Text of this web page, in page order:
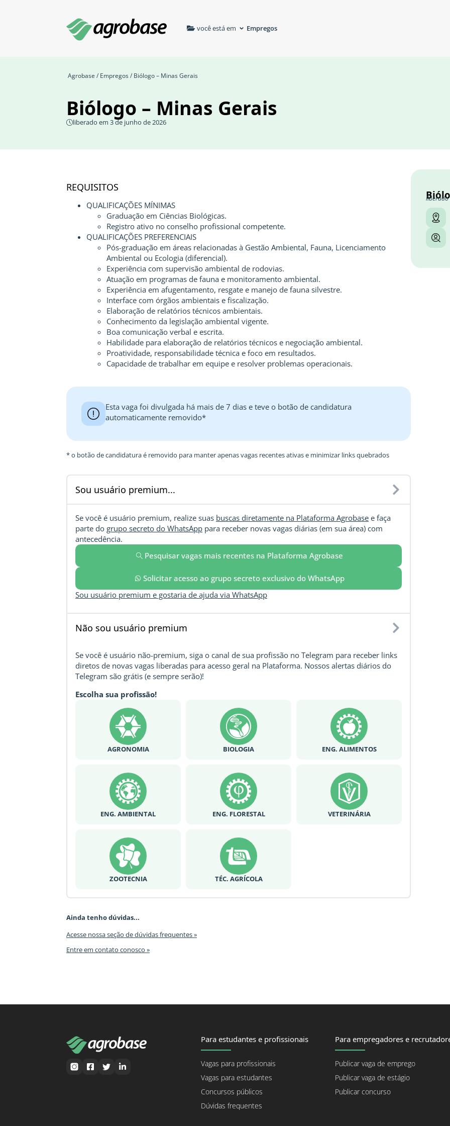
você está em Empregos
Agrobase / Empregos/ Biólogo – Minas Gerais
Biólogo – Minas Gerais
liberado em 3 de junho de 2026
REQUISITOS
QUALIFICAÇÕES MÍNIMAS
Graduação em Ciências Biológicas.
Registro ativo no conselho profissional competente.
QUALIFICAÇÕES PREFERENCIAIS
Pós-graduação em áreas relacionadas à Gestão Ambiental, Fauna, Licenciamento
Ambiental ou Ecologia (diferencial).
Experiência com supervisão ambiental de rodovias.
Atuação em programas de fauna e monitoramento ambiental.
Experiência em afugentamento, resgate e manejo de fauna silvestre.
Interface com órgãos ambientais e fiscalização.
Elaboração de relatórios técnicos ambientais.
Conhecimento da legislação ambiental vigente.
Boa comunicação verbal e escrita.
Habilidade para elaboração de relatórios técnicos e negociação ambiental.
Proatividade, responsabilidade técnica e foco em resultados.
Capacidade de trabalhar em equipe e resolver problemas operacionais.
Esta vaga foi divulgada há mais de 7 dias e teve o botão de candidatura
automaticamente removido*
* o botão de candidatura é removido para manter apenas vagas recentes ativas e minimizar links quebrados
Sou usuário premium...
Se você é usuário premium, realize suas buscas diretamente na Plataforma Agrobase e faça
parte do grupo secreto do WhatsApp para receber novas vagas diárias (em sua área) com
antecedência.
Pesquisar vagas mais recentes na Plataforma Agrobase
Solicitar acesso ao grupo secreto exclusivo do WhatsApp
Sou usuário premium e gostaria de ajuda via WhatsApp
Não sou usuário premium
Se você é usuário não-premium, siga o canal de sua profissão no Telegram para receber links
diretos de novas vagas liberadas para acesso geral na Plataforma. Nossos alertas diários do
Telegram são grátis (e sempre serão)!
Escolha sua profissão!
AGRONOMIA BIOLOGIA ENG. ALIMENTOS
ENG. AMBIENTAL ENG. FLORESTAL VETERINÁRIA
ZOOTECNIA TÉC. AGRÍCOLA
Ainda tenho dúvidas...
Acesse nossa seção de dúvidas frequentes »
Entre em contato conosco »
liberado
Para estudantes e profissionais
Vagas para profissionais
Vagas para estudantes
Concursos públicos
Dúvidas frequentes
Para empregadores e
Publicar vaga de emprego
Publicar vaga de estágio
Publicar concurso